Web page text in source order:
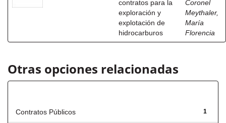
contratos para la
exploración y
explotación de
hidrocarburos
Coronel
Meythaler,
María
Florencia
Otras opciones relacionadas
1
Contratos Públicos